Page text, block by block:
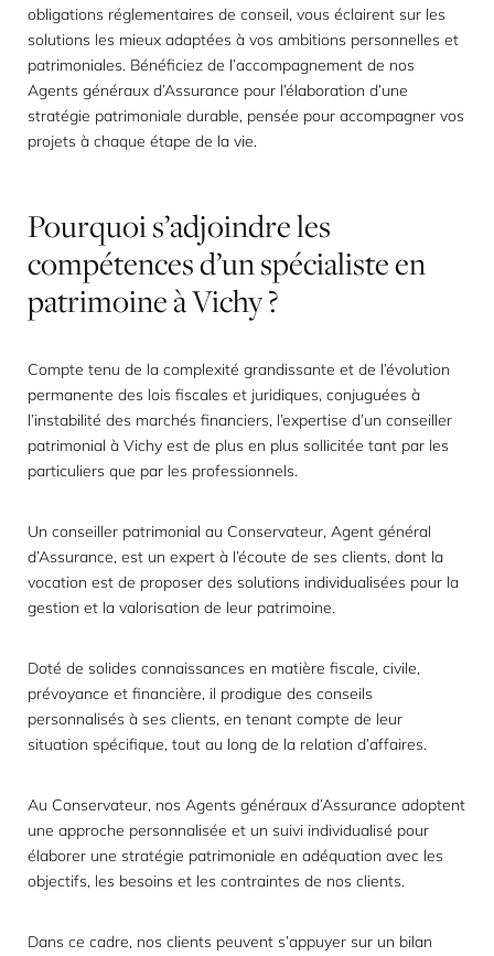
obligations réglementaires de conseil, vous éclairent sur les
solutions les mieux adaptées à vos ambitions personnelles et
patrimoniales. Bénéficiez de l’accompagnement de nos
Agents généraux d’Assurance pour l’élaboration d’une
stratégie patrimoniale durable, pensée pour accompagner vos
projets à chaque étape de la vie.
Pourquois’adjoindreles
compétencesd’unspécialisteen
patrimoineàVichy?
Compte tenu de la complexité grandissante et de l’évolution
permanente des lois fiscales et juridiques, conjuguées à
l’instabilité des marchés financiers, l’expertise d’un conseiller
patrimonial à Vichy est de plus en plus sollicitée tant par les
particuliers que par les professionnels.
Un conseiller patrimonial au Conservateur, Agent général
d’Assurance, est un expert à l’écoute de ses clients, dont la
vocation est de proposer des solutions individualisées pour la
gestion et la valorisation de leur patrimoine.
Doté de solides connaissances en matière fiscale, civile,
prévoyance et financière, il prodigue des conseils
personnalisés à ses clients, en tenant compte de leur
situation spécifique, tout au long de la relation d’affaires.
Au Conservateur, nos Agents généraux d’Assurance adoptent
une approche personnalisée et un suivi individualisé pour
élaborer une stratégie patrimoniale en adéquation avec les
objectifs, les besoins et les contraintes de nos clients.
Dans ce cadre, nos clients peuvent s’appuyer sur un bilan